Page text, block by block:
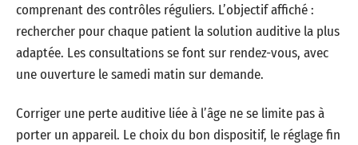
comprenant des contrôles réguliers. L’objectif affiché :
rechercher pour chaque patient la solution auditive la plus
adaptée. Les consultations se font sur rendez-vous, avec
une ouverture le samedi matin sur demande.
Corriger une perte auditive liée à l’âge ne se limite pas à
porter un appareil. Le choix du bon dispositif, le réglage fin